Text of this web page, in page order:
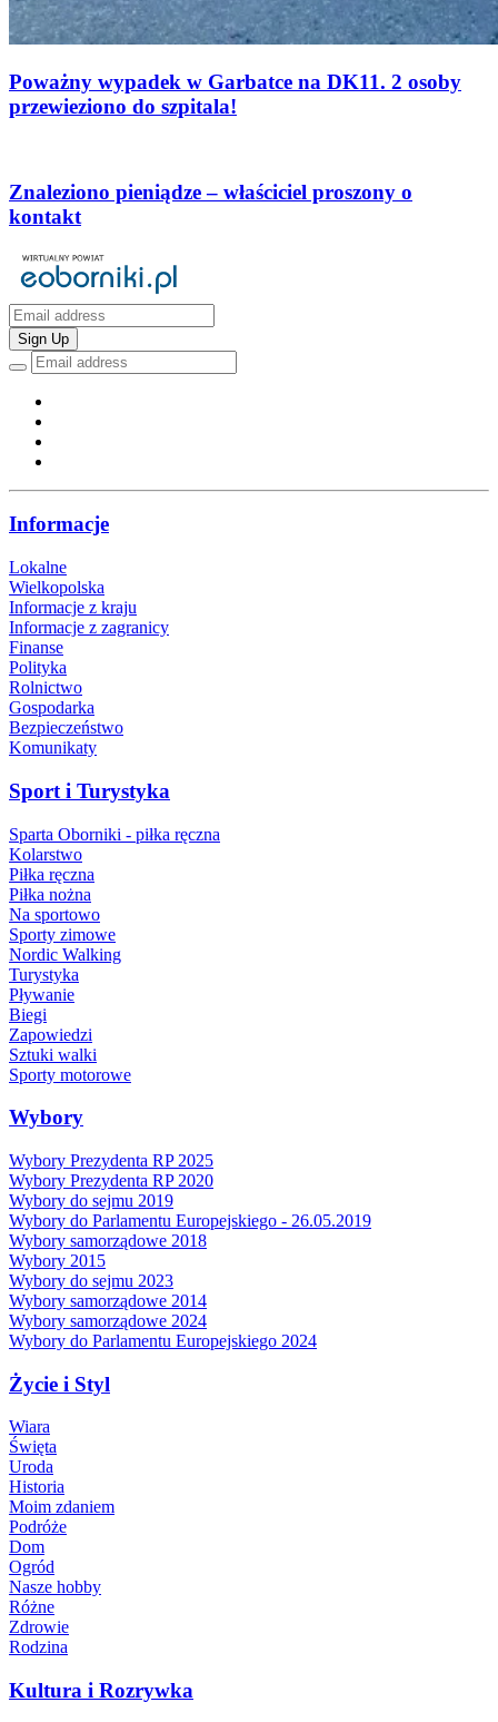
Poważny wypadek w Garbatce na DK11. 2 osoby
przewieziono do szpitala!
Znaleziono pieniądze – właściciel proszony o
kontakt
Sign Up
Informacje
Lokalne
Wielkopolska
Informacje z kraju
Informacje z zagranicy
Finanse
Polityka
Rolnictwo
Gospodarka
Bezpieczeństwo
Komunikaty
Sport i Turystyka
Sparta Oborniki - piłka ręczna
Kolarstwo
Piłka ręczna
Piłka nożna
Na sportowo
Sporty zimowe
Nordic Walking
Turystyka
Pływanie
Biegi
Zapowiedzi
Sztuki walki
Sporty motorowe
Wybory
Wybory Prezydenta RP 2025
Wybory Prezydenta RP 2020
Wybory do sejmu 2019
Wybory do Parlamentu Europejskiego - 26.05.2019
Wybory samorządowe 2018
Wybory 2015
Wybory do sejmu 2023
Wybory samorządowe 2014
Wybory samorządowe 2024
Wybory do Parlamentu Europejskiego 2024
Życie i Styl
Wiara
Święta
Uroda
Historia
Moim zdaniem
Podróże
Dom
Ogród
Nasze hobby
Różne
Zdrowie
Rodzina
Kultura i Rozrywka